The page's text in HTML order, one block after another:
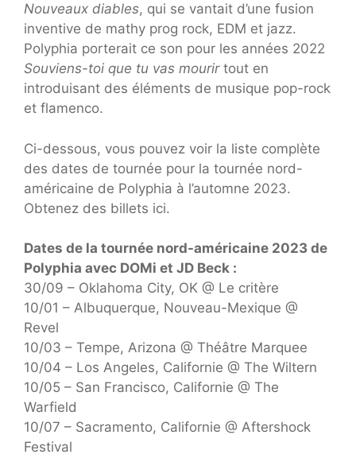
Nouveaux diables, qui se vantait d’une fusion
inventive de mathy prog rock, EDM et jazz.
Polyphia porterait ce son pour les années 2022
Souviens-toi que tu vas mourirtout en
introduisant des éléments de musique pop-rock
et flamenco.
Ci-dessous, vous pouvez voir la liste complète
des dates de tournée pour la tournée nord-
américaine de Polyphia à l’automne 2023.
Obtenez des billets ici.
Dates de la tournée nord-américaine 2023 de
Polyphia avec DOMi et JD Beck :
30/09 – Oklahoma City, OK @ Le critère
10/01 – Albuquerque, Nouveau-Mexique @
Revel
10/03 – Tempe, Arizona @ Théâtre Marquee
10/04 – Los Angeles, Californie @ The Wiltern
10/05 – San Francisco, Californie @ The
Warfield
10/07 – Sacramento, Californie @ Aftershock
Festival